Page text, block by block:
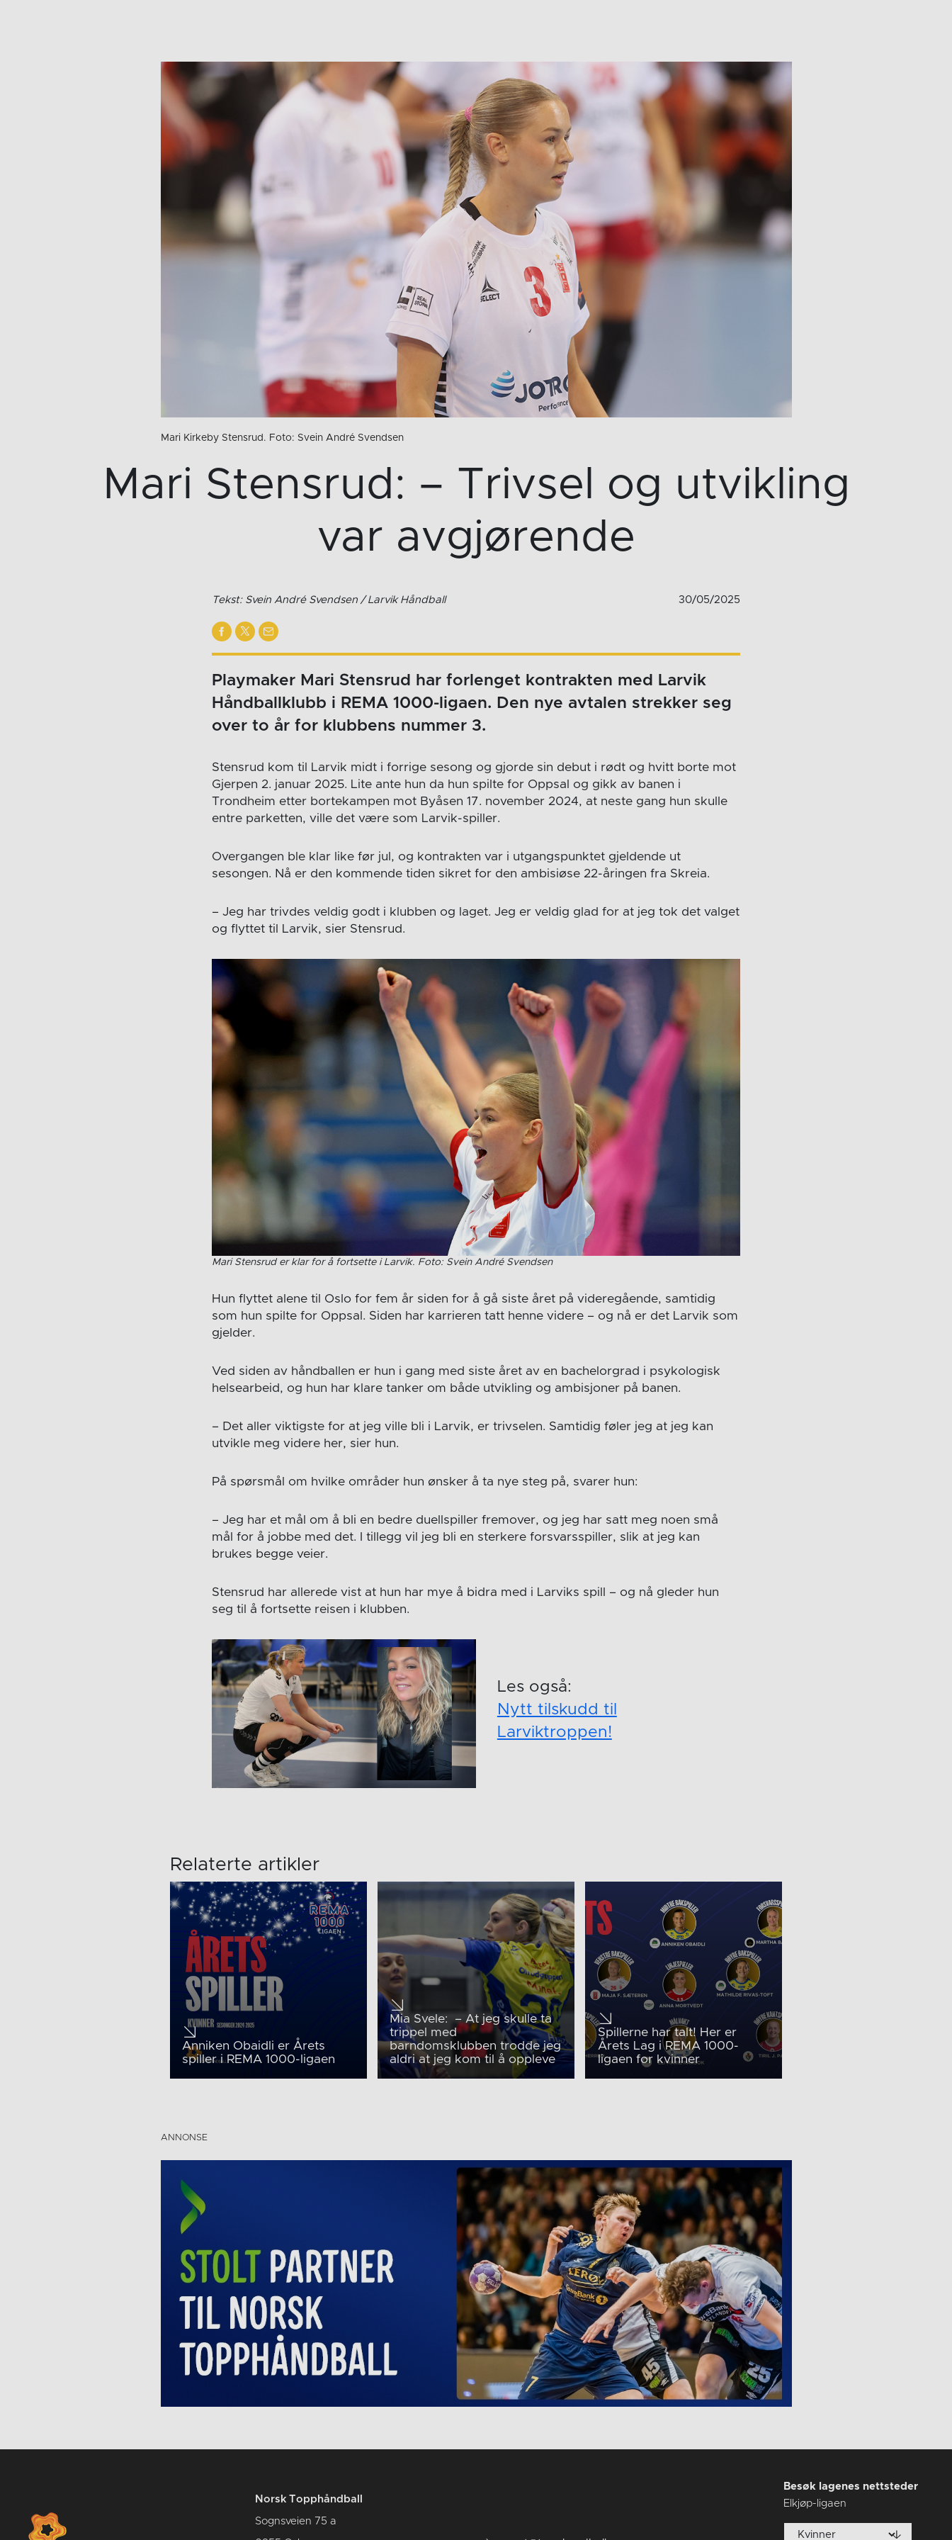
Mari Kirkeby Stensrud. Foto: Svein André Svendsen
Mari Stensrud: – Trivsel og utvikling
var avgjørende
Tekst: Svein André Svendsen / Larvik Håndball 30/05/2025
Playmaker Mari Stensrud har forlenget kontrakten med Larvik
Håndballklubb i REMA 1000-ligaen. Den nye avtalen strekker seg
over to år for klubbens nummer 3.
Stensrud kom til Larvik midt i forrige sesong og gjorde sin debut i rødt og hvitt borte mot
Gjerpen 2. januar 2025. Lite ante hun da hun spilte for Oppsal og gikk av banen i
Trondheim etter bortekampen mot Byåsen 17. november 2024, at neste gang hun skulle
entre parketten, ville det være som Larvik-spiller.
Overgangen ble klar like før jul, og kontrakten var i utgangspunktet gjeldende ut
sesongen. Nå er den kommende tiden sikret for den ambisiøse 22-åringen fra Skreia.
– Jeg har trivdes veldig godt i klubben og laget. Jeg er veldig glad for at jeg tok det valget
og flyttet til Larvik, sier Stensrud.
Mari Stensrud er klar for å fortsette i Larvik. Foto: Svein André Svendsen
Hun flyttet alene til Oslo for fem år siden for å gå siste året på videregående, samtidig
som hun spilte for Oppsal. Siden har karrieren tatt henne videre – og nå er det Larvik som
gjelder.
Ved siden av håndballen er hun i gang med siste året av en bachelorgrad i psykologisk
helsearbeid, og hun har klare tanker om både utvikling og ambisjoner på banen.
– Det aller viktigste for at jeg ville bli i Larvik, er trivselen. Samtidig føler jeg at jeg kan
utvikle meg videre her, sier hun.
På spørsmål om hvilke områder hun ønsker å ta nye steg på, svarer hun:
– Jeg har et mål om å bli en bedre duellspiller fremover, og jeg har satt meg noen små
mål for å jobbe med det. I tillegg vil jeg bli en sterkere forsvarsspiller, slik at jeg kan
brukes begge veier.
Stensrud har allerede vist at hun har mye å bidra med i Larviks spill – og nå gleder hun
seg til å fortsette reisen i klubben.
Les også:
Nytt tilskudd til
Larviktroppen!
Relaterte artikler
Anniken Obaidli er Årets
spiller i REMA 1000-ligaen
Mia Svele: – At jeg skulle ta
trippel med
barndomsklubben trodde jeg
aldri at jeg kom til å oppleve
Spillerne har talt! Her er
Årets Lag i REMA 1000-
ligaen for kvinner
Norsk Topphåndball
Sognsveien 75 a
Besøk lagenes nettsteder
Elkjøp-ligaen